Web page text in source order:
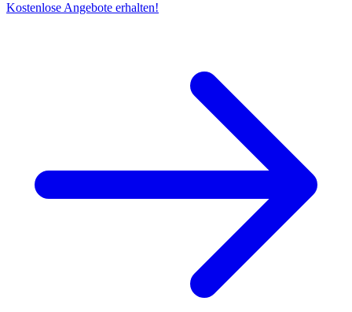
Kostenlose Angebote erhalten!